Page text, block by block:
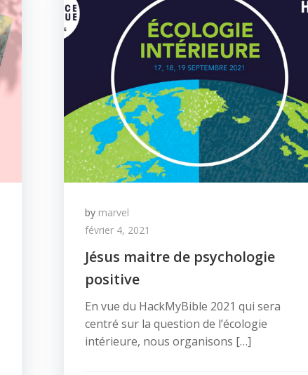
by marvel
février 4, 2021
Jésus maitre de psychologie
positive
En vue du HackMyBible 2021 qui sera
centré sur la question de l’écologie
intérieure, nous organisons […]